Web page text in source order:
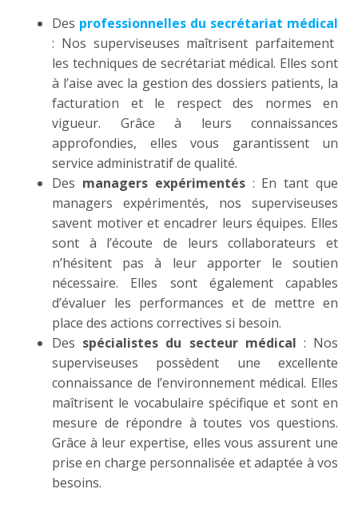
Des professionnelles du secrétariat médical
: Nos superviseuses maîtrisent parfaitement
les techniques de secrétariat médical. Elles sont
à l’aise avec la gestion des dossiers patients, la
facturation et le respect des normes en
vigueur. Grâce à leurs connaissances
approfondies, elles vous garantissent un
service administratif de qualité.
Des managers expérimentés: En tant que
managers expérimentés, nos superviseuses
savent motiver et encadrer leurs équipes. Elles
sont à l’écoute de leurs collaborateurs et
n’hésitent pas à leur apporter le soutien
nécessaire. Elles sont également capables
d’évaluer les performances et de mettre en
place des actions correctives si besoin.
Des spécialistes du secteur médical : Nos
superviseuses possèdent une excellente
connaissance de l’environnement médical. Elles
maîtrisent le vocabulaire spécifique et sont en
mesure de répondre à toutes vos questions.
Grâce à leur expertise, elles vous assurent une
prise en charge personnalisée et adaptée à vos
besoins.